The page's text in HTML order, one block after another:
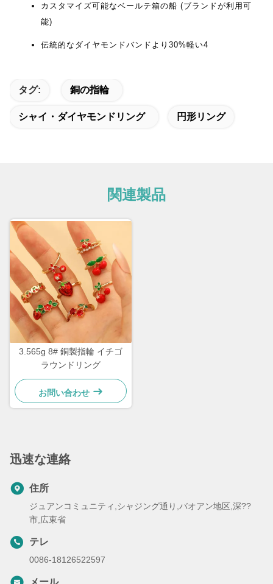
カスタマイズ可能なベールテ箱の船 (ブランドが利用可
能)
伝統的なダイヤモンドバンドより30%軽い4
タグ: 銅の指輪
シャイ・ダイヤモンドリング 円形リング
関連製品
3.565g 8# 銅製指輪 イチゴ
ラウンドリング
お問い合わせ
迅速な連絡
住所
ジュアンコミュニティ,シャジング通り,バオアン地区,深??
市,広東省
テレ
0086-18126522597
メール